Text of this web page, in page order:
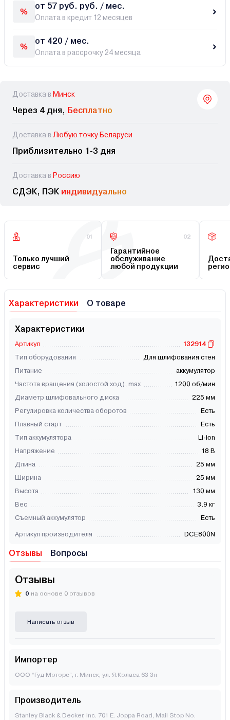
от 57 руб. руб. / мес.
Оплата в кредит 12 месяцев
от 420 / мес.
Оплата в рассрочку 24 месяца
Доставка в Минск
Через 4 дня, Бесплатно
Доставка в Любую точку Беларуси
Приблизительно 1-3 дня
Доставка в Россию
СДЭК, ПЭК индивидуально
01
Только лучший
сервис
02
Гарантийное
обслуживание
любой продукции
Характеристики О товаре
Характеристики
Артикул
132914
Тип оборудования
Для шлифования стен
Питание
аккумулятор
Частота вращения (холостой ход), max
1200 об/мин
Диаметр шлифовального диска
225 мм
Регулировка количества оборотов
Есть
Плавный старт
Есть
Тип аккумулятора
Li-ion
Напряжение
18 В
Длина
25 мм
Ширина
25 мм
Высота
130 мм
Вес
3.9 кг
Съемный аккумулятор
Есть
Артикул производителя DCE800N
Отзывы Вопросы
Отзывы
0 на основе 0 отзывов
Написать отзыв
Импортер
ООО “Гуд Моторс”, г. Минск, ул. Я.Коласа 63 3н
Производитель
Stanley Black & Decker, Inc. 701 E. Joppa Road, Mail Stop No.